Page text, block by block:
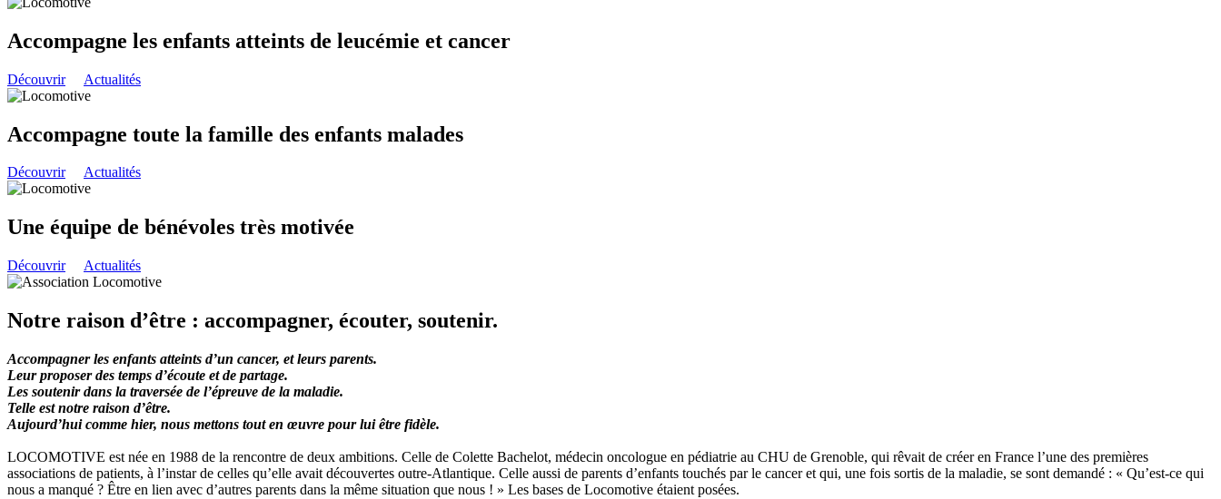
Accompagne les enfants atteints de leucémie et cancer
Découvrir Actualités
Accompagne toute la famille des enfants malades
Découvrir Actualités
Une équipe de bénévoles très motivée
Découvrir Actualités
Notre raison d’être : accompagner, écouter, soutenir.
Accompagner les enfants atteints d’un cancer, et leurs parents.
Leur proposer des temps d’écoute et de partage.
Les soutenir dans la traversée de l’épreuve de la maladie.
Telle est notre raison d’être.
Aujourd’hui comme hier, nous mettons tout en œuvre pour lui être fidèle.
LOCOMOTIVE est née en 1988 de la rencontre de deux ambitions. Celle de Colette Bachelot, médecin oncologue en pédiatrie au CHU de Grenoble, qui rêvait de créer en France l’une des premières
associations de patients, à l’instar de celles qu’elle avait découvertes outre-Atlantique. Celle aussi de parents d’enfants touchés par le cancer et qui, une fois sortis de la maladie, se sont demandé : « Qu’est-ce qui
nous a manqué ? Être en lien avec d’autres parents dans la même situation que nous ! » Les bases de Locomotive étaient posées.